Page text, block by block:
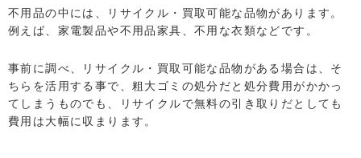
不用品の中には、リサイクル・買取可能な品物があります。
例えば、家電製品や不用品家具、不用な衣類などです。
事前に調べ、リサイクル・買取可能な品物がある場合は、そ
ちらを活用する事で、粗大ゴミの処分だと処分費用がかかっ
てしまうものでも、リサイクルで無料の引き取りだとしても
費用は大幅に収まります。